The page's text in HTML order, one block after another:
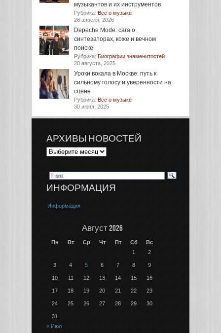
музыкантов и их инструментов
Рубрика: Все о музыке
28 апреля, 2026
Depeche Mode: сага о
синтезаторах, коже и вечном
поиске
Рубрика: Биографии знаменитостей
20 августа, 2025
Уроки вокала в Москве: путь к
сильному голосу и уверенности на
сцене
Рубрика: Все о музыке
30 июня, 2025
АРХИВЫ НОВОСТЕЙ
ИНФОРМАЦИЯ
Информация
Август 2026
Пн Вт Ср Чт Пт Сб
Вс
1
2
3 4 5 6 7 8 9
10 11 12 13 14 15 16
17 18 19 20 21 22 23
24 25 26 27 28 29 30
31
« Июл